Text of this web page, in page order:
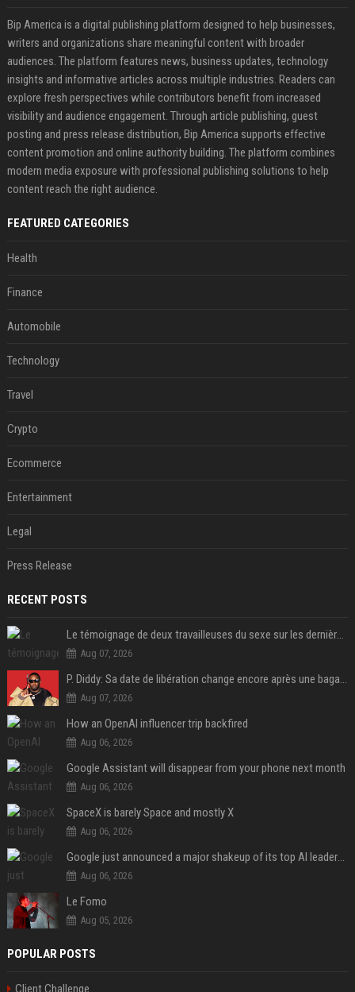
Bip America is a digital publishing platform designed to help businesses,
writers and organizations share meaningful content with broader
audiences. The platform features news, business updates, technology
insights and informative articles across multiple industries. Readers can
explore fresh perspectives while contributors benefit from increased
visibility and audience engagement. Through article publishing, guest
posting and press release distribution, Bip America supports effective
content promotion and online authority building. The platform combines
modern media exposure with professional publishing solutions to help
content reach the right audience.
FEATURED CATEGORIES
Health
Finance
Automobile
Technology
Travel
Crypto
Ecommerce
Entertainment
Legal
Press Release
RECENT POSTS
Le témoignage de deux travailleuses du sexe sur les dernières heures de Liam Payne a été dévoilé
Aug 07, 2026
P. Diddy: Sa date de libération change encore après une bagarre
Aug 07, 2026
How an OpenAI influencer trip backfired
Aug 06, 2026
Google Assistant will disappear from your phone next month
Aug 06, 2026
SpaceX is barely Space and mostly X
Aug 06, 2026
Google just announced a major shakeup of its top AI leadership
Aug 06, 2026
Le Fomo
Aug 05, 2026
POPULAR POSTS
Client Challenge